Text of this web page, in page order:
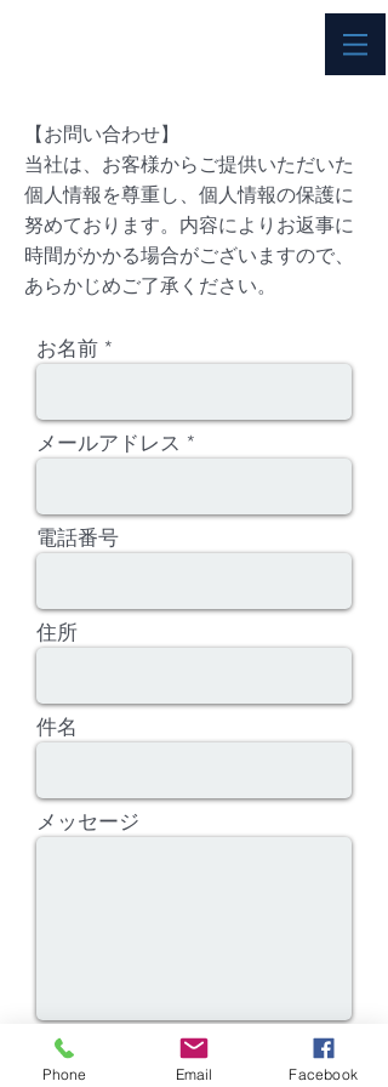
【お問い合わせ】
当社は、お客様からご提供いただいた
個人情報を尊重し、個人情報の保護に
努めております。内容によりお返事に
時間がかかる場合がございますので、
あらかじめご了承ください。
お名前
メールアドレス
電話番号
住所
件名
メッセージ
Phone Email Facebook